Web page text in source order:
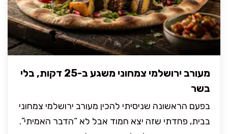
מעורב ירושלמי צמחוני משגע ב-25 דקות, בלי
בשר
בפעם הראשונה שניסיתי להכין מעורב ירושלמי צמחוני
בבית, פחדתי שזה יצא חמוד אבל לא “הדבר האמיתי”.